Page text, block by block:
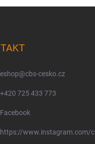
eshop@cbs-cesko.cz
+420 725 433 773
Facebook
https://www.instagram.com/